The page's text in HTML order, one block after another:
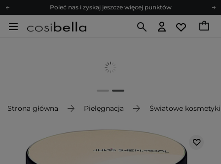
Poleć nas i zyskaj jeszcze więcej punktów
Zapisz się na newsletter pełen porad
Poleć nas i zyskaj jeszcze więcej punktów
Strona główna Pielęgnacja Światowe kosmetyki